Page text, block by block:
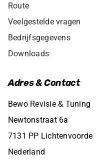
Route
Veelgestelde vragen
Bedrijfsgegevens
Downloads
Adres & Contact
Bewo Revisie & Tuning
Newtonstraat 6a
7131 PP Lichtenvoorde
Nederland